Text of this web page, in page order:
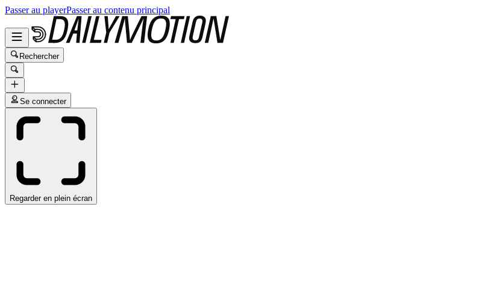
Passer au playerPasser au contenu principal
Rechercher
Se connecter
Regarder en plein écran